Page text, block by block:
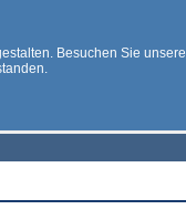
Besuchen Sie unsere